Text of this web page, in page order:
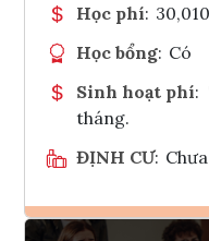
Học phí:
Học bổng: Có
Sinh hoạt phí:
tháng.
ĐỊNH CƯ: